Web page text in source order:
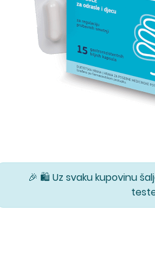
🎉 🛍️ Uz svaku kupovinu